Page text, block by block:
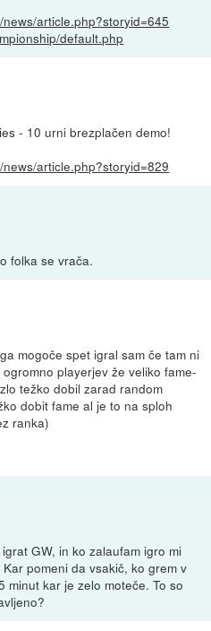
article.php?storyid=645
default.php
- 10 urni brezplačen demo!
article.php?storyid=829
folka se vrača.
mogoče spet igral sam če tam ni
playerjev že veliko fame-
težko dobil zarad random
dobit fame al je to na sploh
ranka)
GW, in ko zalaufam igro mi
pomeni da vsakič, ko grem v
minut kar je zelo moteče. To so